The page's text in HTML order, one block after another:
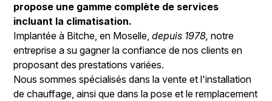
propose une gamme complète de services
incluant la climatisation.
Implantée à Bitche, en Moselle,depuis 1978, notre
entreprise a su gagner la confiance de nos clients en
proposant des prestations variées.
Nous sommes spécialisés dans la vente et l'installation
de chauffage, ainsi que dans la pose et le remplacement